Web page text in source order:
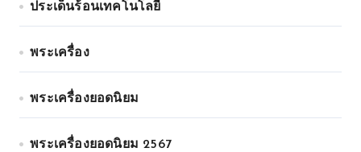
ประเด็นร้อนเทคโนโลยี
พระเครื่อง
พระเครื่องยอดนิยม
พระเครื่องยอดนิยม 2567